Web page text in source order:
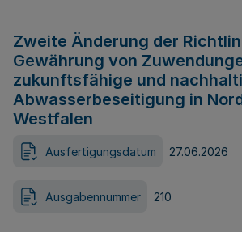
Zweite Änderung der
Gewährung von
zukunftsfähige und
Abwasserbeseitigung in
Westfalen
Ausfertigungsdatum 27.06.2026
Ausgabennummer 210